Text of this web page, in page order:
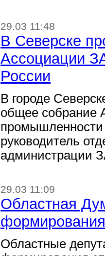
29.03 11:48
В Северске
Ассоциации
России
В городе
общее собрание
руководитель
администрации
29.03 11:09
Областная
формирования
Областные